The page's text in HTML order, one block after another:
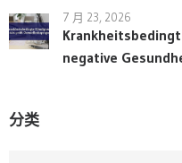
7 月 23, 2026
negative
分类